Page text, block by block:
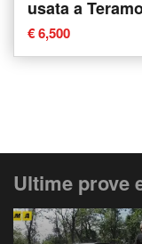
usata a
€ 6,500
Ultime prove